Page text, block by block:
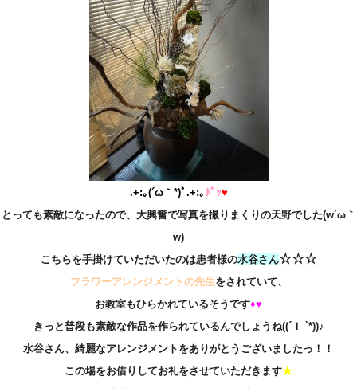
.+:｡(´ω｀*)ﾟ.+:｡ﾎﾟｯ♥
とっても素敵になったので、大興奮で写真を撮りまくりの天野でした(w´ω｀
w)
こちらを手掛けていただいたのは患者様の水谷さん☆☆☆
フラワーアレンジメントの先生をされていて、
お教室もひらかれているそうです♦♥
きっと普段も素敵な作品を作られているんでしょうね((´Ｉ `*))♪
水谷さん、綺麗なアレンジメントをありがとうございましたっ！！
この場をお借りしてお礼をさせていただきます★